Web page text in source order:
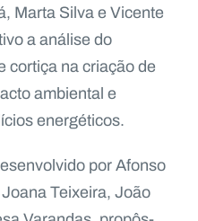
Marta Silva e Vicente
a análise do
cortiça na criação de
ambiental e
energéticos.
por Afonso
Teixeira, João